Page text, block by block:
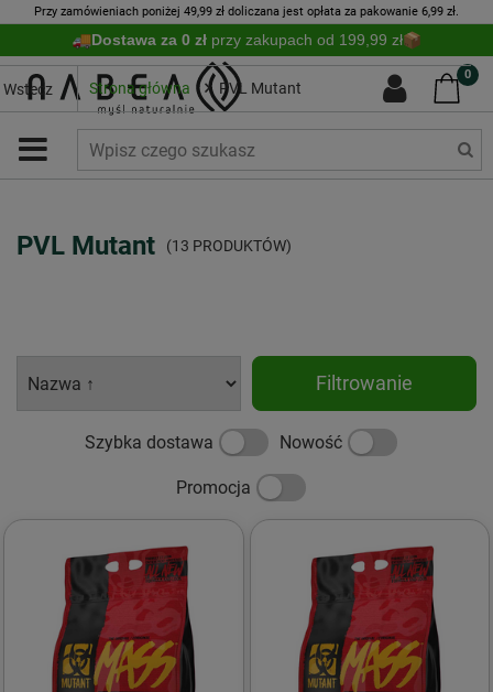
Przy zamówieniach poniżej 49,99 zł doliczana jest opłata za pakowanie 6,99 zł.
Dostawa za 0 zł przy zakupach od 199,99 zł
0
Wstecz Strona główna PVL Mutant
PVL Mutant (13 PRODUKTÓW)
Filtrowanie
Szybka dostawa Nowość
Promocja